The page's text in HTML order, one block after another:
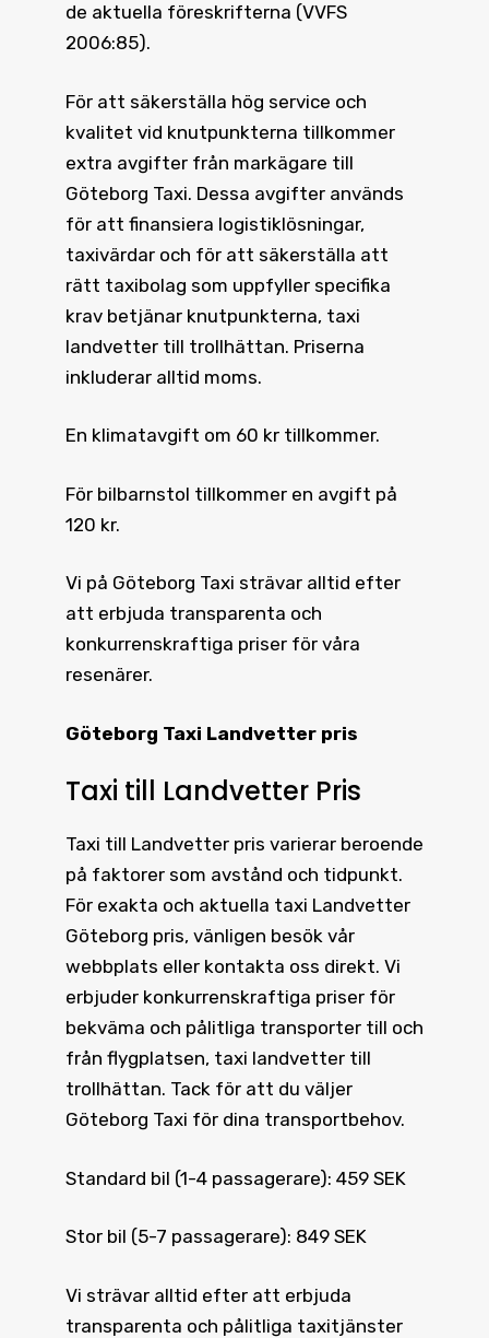
de aktuella föreskrifterna (VVFS
2006:85).
För att säkerställa hög service och
kvalitet vid knutpunkterna tillkommer
extra avgifter från markägare till
Göteborg Taxi. Dessa avgifter används
för att finansiera logistiklösningar,
taxivärdar och för att säkerställa att
rätt taxibolag som uppfyller specifika
krav betjänar knutpunkterna, taxi
landvetter till trollhättan. Priserna
inkluderar alltid moms.
En klimatavgift om 60 kr tillkommer.
För bilbarnstol tillkommer en avgift på
120 kr.
Vi på Göteborg Taxi strävar alltid efter
att erbjuda transparenta och
konkurrenskraftiga priser för våra
resenärer.
Göteborg Taxi Landvetter pris
Taxi till Landvetter Pris
Taxi till Landvetter pris varierar beroende
på faktorer som avstånd och tidpunkt.
För exakta och aktuella taxi Landvetter
Göteborg pris, vänligen besök vår
webbplats eller kontakta oss direkt. Vi
erbjuder konkurrenskraftiga priser för
bekväma och pålitliga transporter till och
från flygplatsen, taxi landvetter till
trollhättan. Tack för att du väljer
Göteborg Taxi för dina transportbehov.
Standard bil (1-4 passagerare): 459 SEK
Stor bil (5-7 passagerare): 849 SEK
Vi strävar alltid efter att erbjuda
transparenta och pålitliga taxitjänster